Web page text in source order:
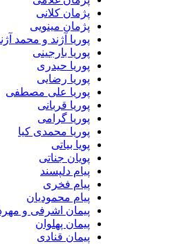
پژمان کلانی
پژمان مینویی
پوریا آژند و محمد آژند
پوریا بارجینی
پوریا حیدری
پوریا رضایی
پوریا علی مصطفی
پوریا قربانی
پوریا گرامی
پوریا محمدی کیا
پویا بیاتی
پویان جناتی
پیام دلپسند
پیام فخری
پیام محمودیان
پیمان اشرفی و مهرداد قیمنی
پیمان پهلوان
پیمان قنادی